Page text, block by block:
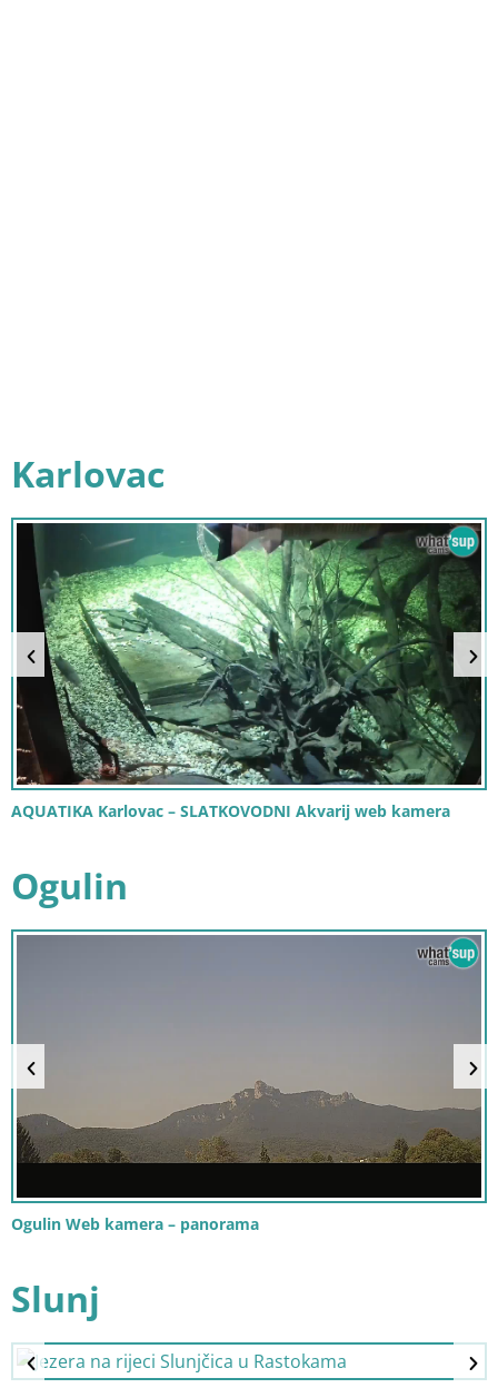
Karlovac
AQUATIKA Karlovac – SLATKOVODNI Akvarij web kamera
Ogulin
Ogulin Web kamera – panorama
Slunj